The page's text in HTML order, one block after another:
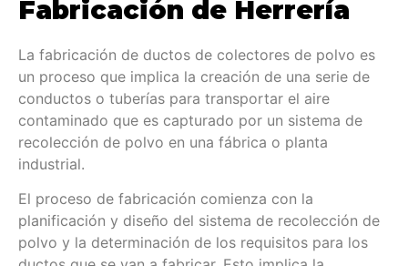
Fabricación de Herrería
La fabricación de ductos de colectores de polvo es
un proceso que implica la creación de una serie de
conductos o tuberías para transportar el aire
contaminado que es capturado por un sistema de
recolección de polvo en una fábrica o planta
industrial.
El proceso de fabricación comienza con la
planificación y diseño del sistema de recolección de
polvo y la determinación de los requisitos para los